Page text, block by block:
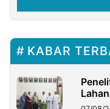
KABAR